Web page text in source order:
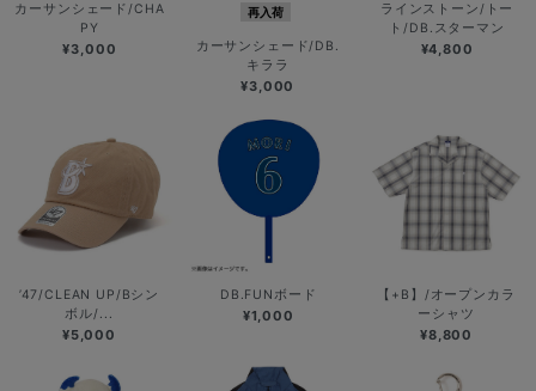
カーサンシェード/CHA
PY
¥3,000
再入荷
カーサンシェード/DB.
キララ
¥3,000
ラインストーン/トー
ト/DB.スターマン
¥4,800
’47/CLEAN UP/Bシン
ボル/...
¥5,000
DB.FUNボード
¥1,000
【+B】/オープンカラ
ーシャツ
¥8,800